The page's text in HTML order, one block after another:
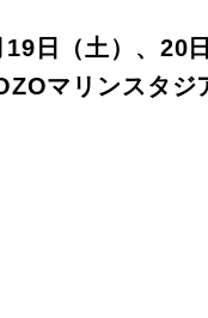
（土）、20日
マリンスタジ